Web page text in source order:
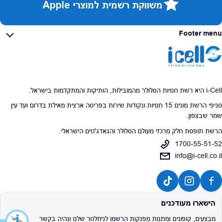
משווקת רשמית למוצרי Apple
Footer menu
i-Cell היא רשת חנויות הסלולר מהמובילות, הותיקות והמתקדמות בישראל.
סניפי הרשת מונים 15 חנויות ונקודות שירות בפריסה ארצית מאילת בדרום ועד עין
שמר שבצפון.
הרשת תופסת חלק מרכזי מעולם הסלולר והגאדג'טים הישראלי.
1700-55-51-52
info@i-cell.co.il
הישארו מעודכנים
מבצעים, קופונים ומתנות מפנקות הרשמו לניוזלטר שלנו ונהיה בקשר